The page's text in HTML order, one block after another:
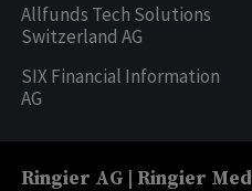
Allfunds Tech Solutions
Switzerland AG
SIX Financial Information
AG
Ringier AG | Ringier